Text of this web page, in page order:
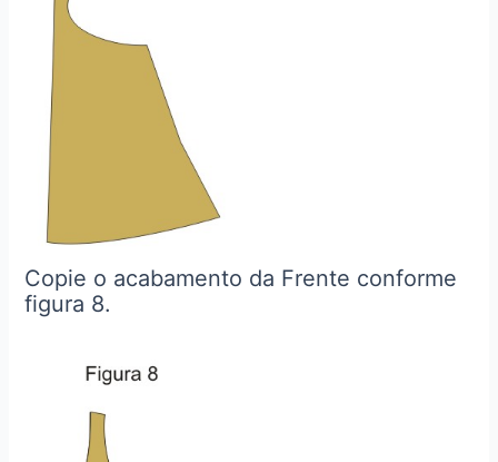
Copie o acabamento da Frente conforme
figura 8.